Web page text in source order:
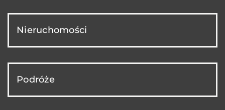
Nieruchomości
Podróże